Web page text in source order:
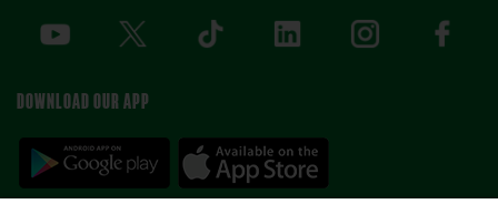
DOWNLOAD OUR APP